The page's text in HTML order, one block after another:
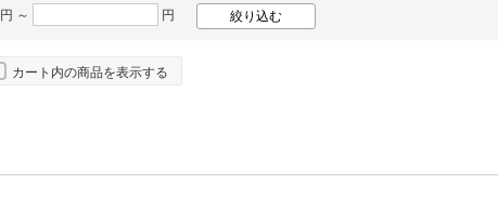
円 ～ 円
カート内の商品を表示する